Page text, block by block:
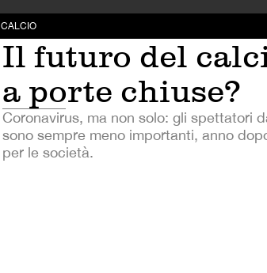
CALCIO
Il futuro del
a porte chiuse?
Coronavirus, ma non solo: gli spettatori
sono sempre meno importanti, anno
per le società.